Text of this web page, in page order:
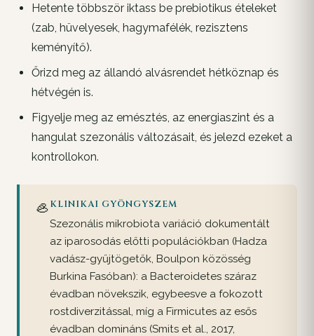
Hetente többször iktass be prebiotikus ételeket
(zab, hüvelyesek, hagymafélék, rezisztens
keményítő).
Őrizd meg az állandó alvásrendet hétköznap és
hétvégén is.
Figyelje meg az emésztés, az energiaszint és a
hangulat szezonális változásait, és jelezd ezeket a
kontrollokon.
🦪KLINIKAI GYÖNGYSZEM
Szezonális mikrobiota variáció dokumentált
az iparosodás előtti populációkban (Hadza
vadász-gyűjtögetők, Boulpon közösség
Burkina Fasóban): a Bacteroidetes száraz
évadban növekszik, egybeesve a fokozott
rostdiverzitással, míg a Firmicutes az esős
évadban domináns (Smits et al., 2017,